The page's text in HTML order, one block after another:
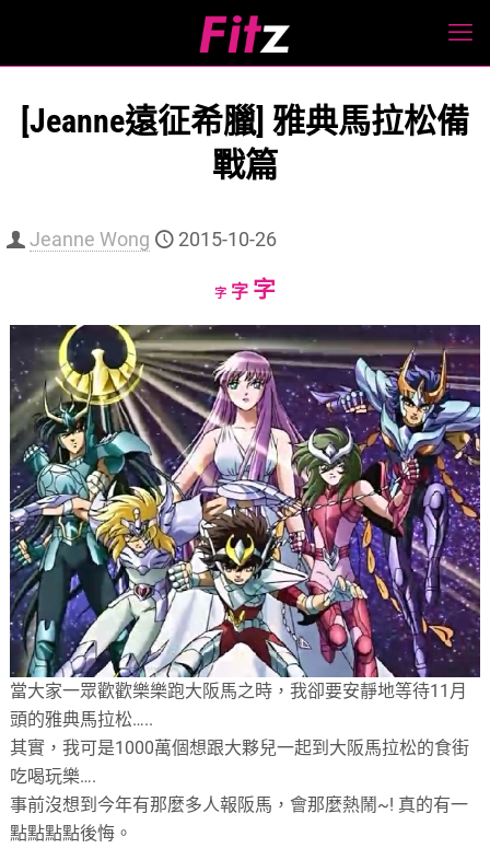
[Jeanne遠征希臘] 雅典馬拉松備
戰篇
Jeanne Wong 2015-10-26
字Decrease
size.
字Reset
size.
字Increase
size.
當大家一眾歡歡樂樂跑大阪馬之時，我卻要安靜地等待11月
頭的雅典馬拉松…..
其實，我可是1000萬個想跟大夥兒一起到大阪馬拉松的食街
吃喝玩樂….
事前沒想到今年有那麼多人報阪馬，會那麼熱鬧~! 真的有一
點點點點後悔。